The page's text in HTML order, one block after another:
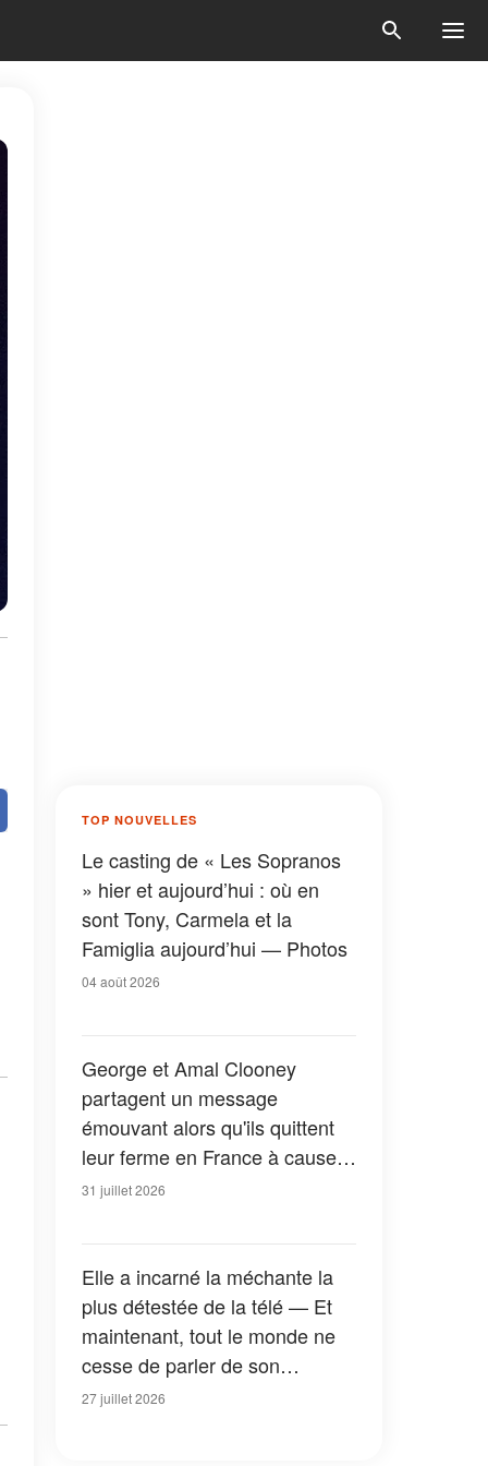
TOP NOUVELLES
Le casting de « Les Sopranos
» hier et aujourd’hui : où en
sont Tony, Carmela et la
Famiglia aujourd’hui — Photos
04 août 2026
George et Amal Clooney
partagent un message
émouvant alors qu'ils quittent
leur ferme en France à cause
des feux de forêt — Tous les
31 juillet 2026
Elle a incarné la méchante la
plus détestée de la télé — Et
maintenant, tout le monde ne
cesse de parler de son
apparition dans la nouvelle
27 juillet 2026